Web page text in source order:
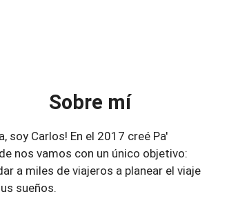
Sobre mí
soy Carlos! En el 2017 creé Pa'
nos vamos con un único objetivo:
a miles de viajeros a planear el viaje
sueños.